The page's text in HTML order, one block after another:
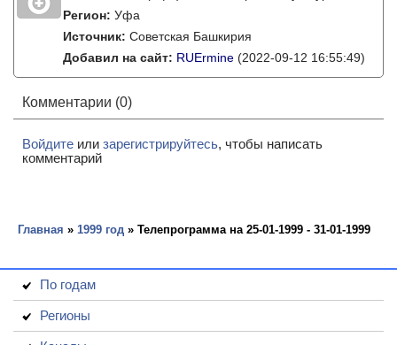
Регион: Уфа
Источник: Советская Башкирия
Добавил на сайт: RUErmine (2022-09-12 16:55:49)
Комментарии (0)
Войдите или зарегистрируйтесь, чтобы написать
комментарий
Главная » 1999 год » Телепрограмма на 25-01-1999 - 31-01-1999
По годам
Регионы